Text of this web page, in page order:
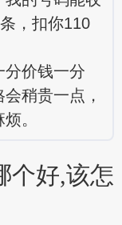
，扣你110
价钱一分
稍贵一点，
。
个好,该怎